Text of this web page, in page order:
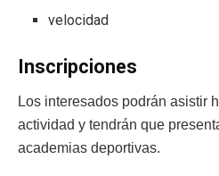
velocidad
Inscripciones
Los interesados podrán asistir
actividad y tendrán que
academias deportivas.